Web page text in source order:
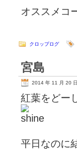
オススメコ
クロップログ
宮島
2014 年 11 月 20 日
紅葉をどー
平日なのに